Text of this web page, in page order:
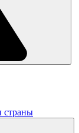
страны